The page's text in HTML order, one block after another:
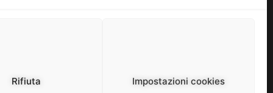
Rifiuta Impostazioni cookies